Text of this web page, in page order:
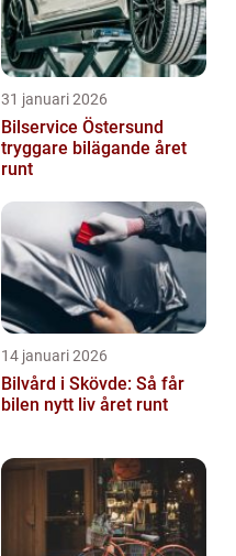
31 januari 2026
Bilservice Östersund
tryggare bilägande året
runt
14 januari 2026
Bilvård i Skövde: Så får
bilen nytt liv året runt